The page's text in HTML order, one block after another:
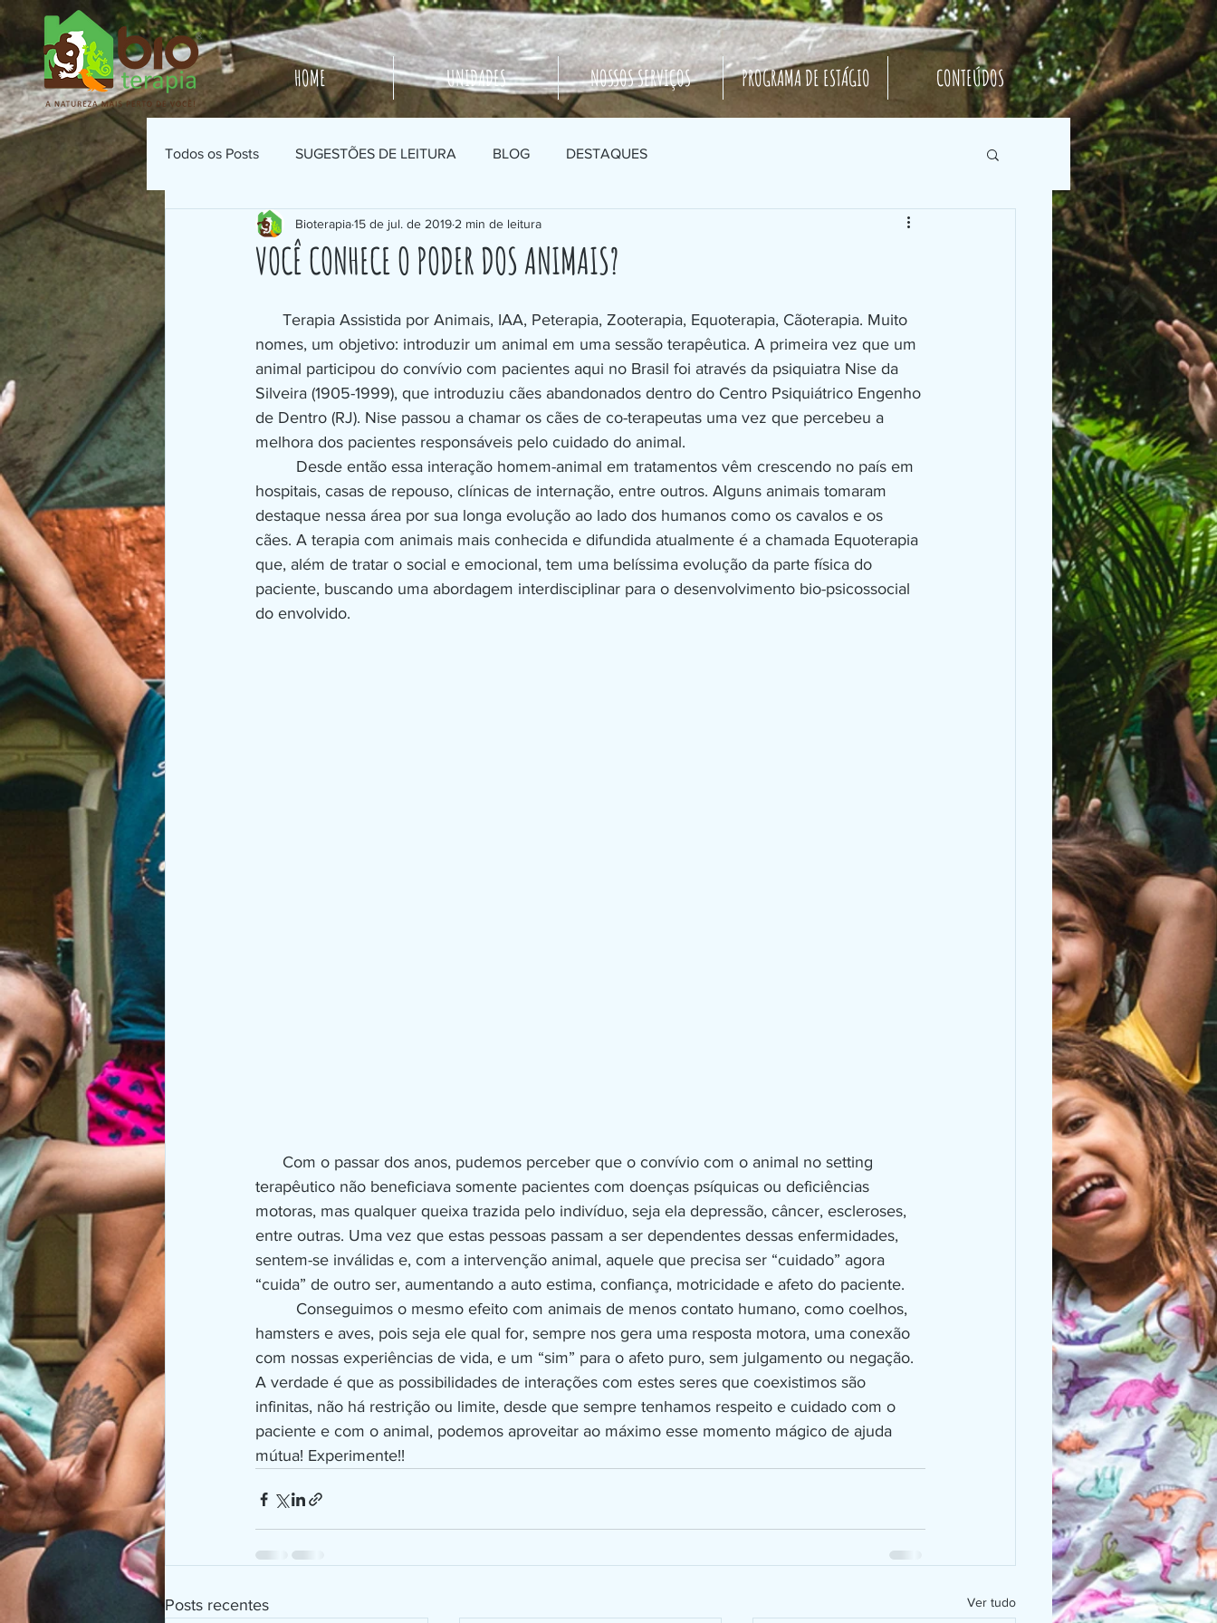
HOME UNIDADES NOSSOS SERVIÇOS PROGRAMA DE ESTÁGIO CONTEÚDOS
Todos os Posts SUGESTÕES DE LEITURA BLOG DESTAQUES
VOCÊ CONHECE O PODER DOS ANIMAIS?
Bioterapia15 de jul. de 2019 2 min de leitura
nomes, um objetivo: introduzir um animal em uma sessão terapêutica. A primeira vez que um
animal participou do convívio com pacientes aqui no Brasil foi através da psiquiatra Nise da
Silveira (1905-1999), que introduziu cães abandonados dentro do Centro Psiquiátrico Engenho
de Dentro (RJ). Nise passou a chamar os cães de co-terapeutas uma vez que percebeu a
melhora dos pacientes responsáveis pelo cuidado do animal.
hospitais, casas de repouso, clínicas de internação, entre outros. Alguns animais tomaram
destaque nessa área por sua longa evolução ao lado dos humanos como os cavalos e os
cães. A terapia com animais mais conhecida e difundida atualmente é a chamada Equoterapia
que, além de tratar o social e emocional, tem uma belíssima evolução da parte física do
paciente, buscando uma abordagem interdisciplinar para o desenvolvimento bio-psicossocial
do envolvido.
terapêutico não beneficiava somente pacientes com doenças psíquicas ou deficiências
motoras, mas qualquer queixa trazida pelo indivíduo, seja ela depressão, câncer, escleroses,
entre outras. Uma vez que estas pessoas passam a ser dependentes dessas enfermidades,
sentem-se inválidas e, com a intervenção animal, aquele que precisa ser “cuidado” agora
“cuida” de outro ser, aumentando a auto estima, confiança, motricidade e afeto do paciente.
hamsters e aves, pois seja ele qual for, sempre nos gera uma resposta motora, uma conexão
com nossas experiências de vida, e um “sim” para o afeto puro, sem julgamento ou negação.
A verdade é que as possibilidades de interações com estes seres que coexistimos são
infinitas, não há restrição ou limite, desde que sempre tenhamos respeito e cuidado com o
paciente e com o animal, podemos aproveitar ao máximo esse momento mágico de ajuda
mútua! Experimente!!
Posts recentes Ver tudo